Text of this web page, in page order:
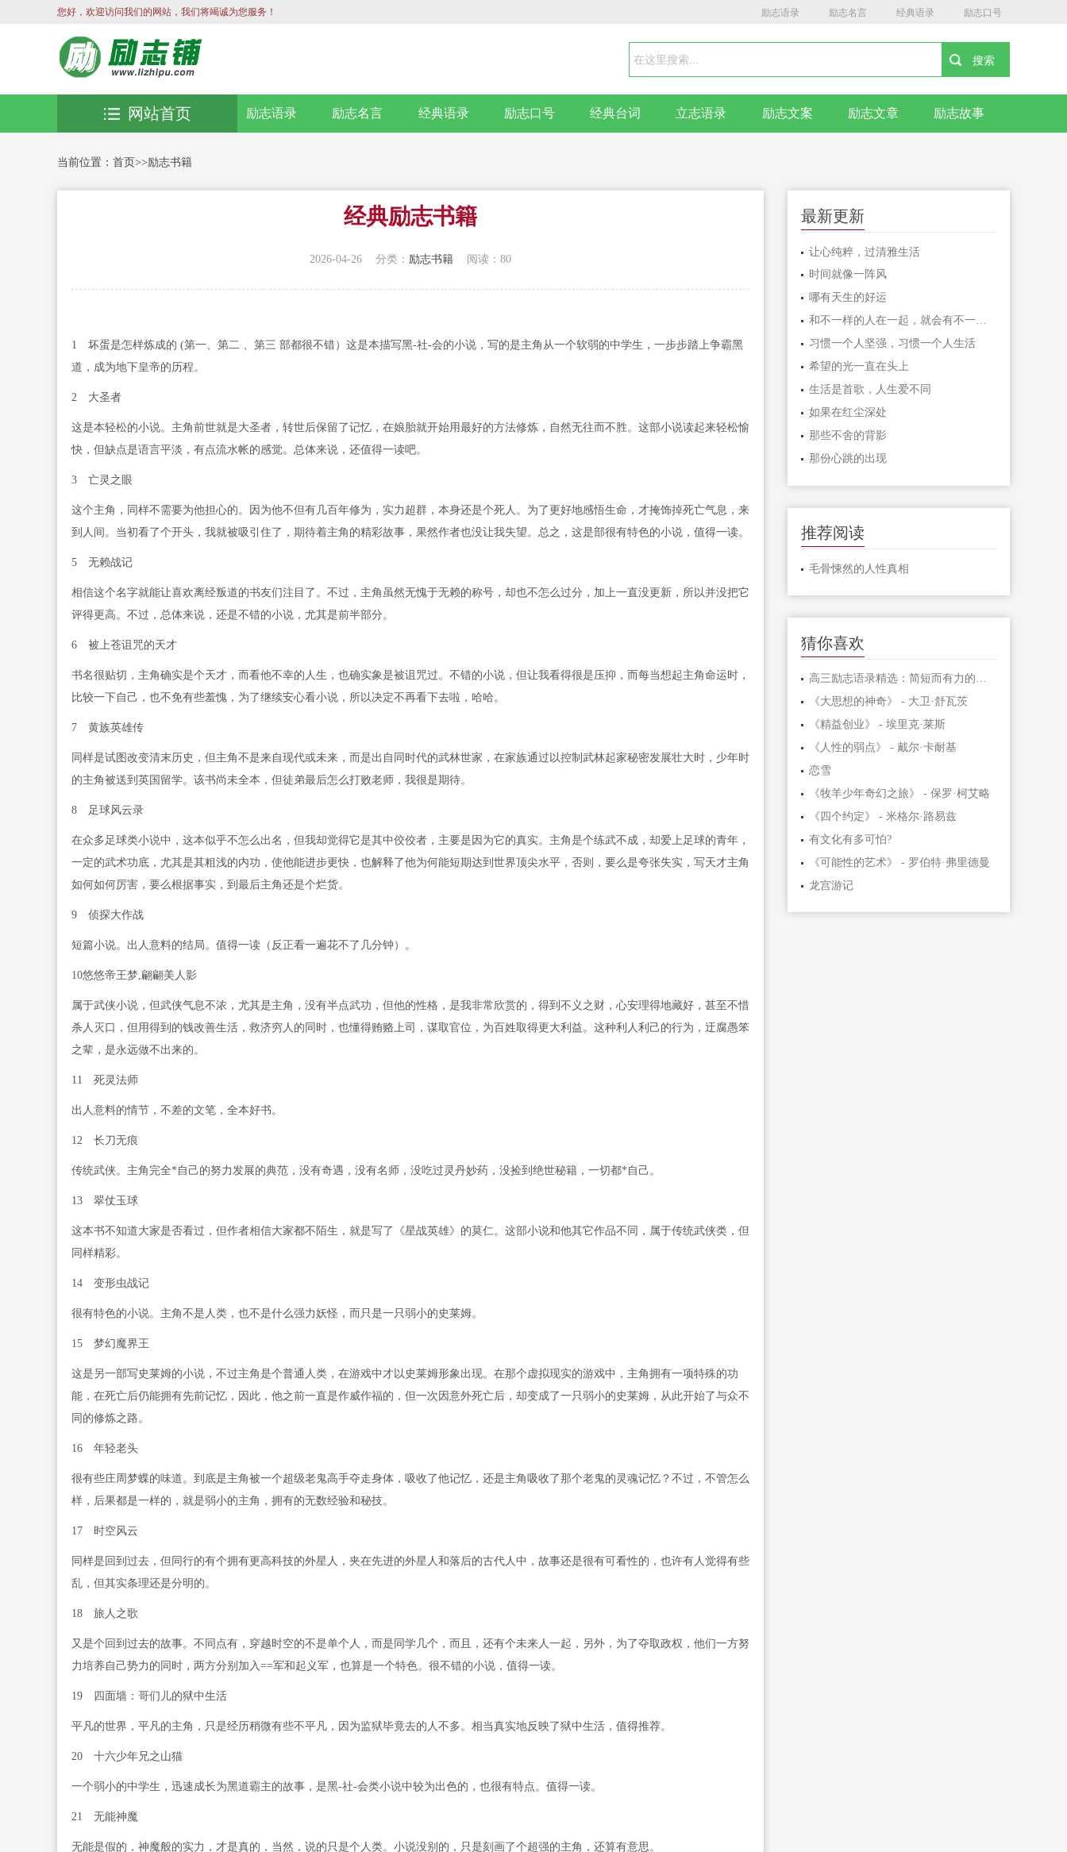
您好，欢迎访问我们的网站，我们将竭诚为您服务！ 励志语录 励志名言 经典语录 励志口号
励志语录 励志名言 经典语录 励志口号 经典台词 立志语录 励志文案 励志文章 励志故事
网站首页
当前位置： 首页>>励志书籍
经典励志书籍
2026-04-26 分类： 励志书籍 阅读：80
1 坏蛋是怎样炼成的 (第一、第二 、第三 部都很不错）这是本描写黑-社-会的小说，写的是主角从一个软弱的中学生，一步步踏上争霸黑
道，成为地下皇帝的历程。
2 大圣者
这是本轻松的小说。主角前世就是大圣者，转世后保留了记忆，在娘胎就开始用最好的方法修炼，自然无往而不胜。这部小说读起来轻松愉
快，但缺点是语言平淡，有点流水帐的感觉。总体来说，还值得一读吧。
3 亡灵之眼
这个主角，同样不需要为他担心的。因为他不但有几百年修为，实力超群，本身还是个死人。为了更好地感悟生命，才掩饰掉死亡气息，来
到人间。当初看了个开头，我就被吸引住了，期待着主角的精彩故事，果然作者也没让我失望。总之，这是部很有特色的小说，值得一读。
5 无赖战记
相信这个名字就能让喜欢离经叛道的书友们注目了。不过，主角虽然无愧于无赖的称号，却也不怎么过分，加上一直没更新，所以并没把它
评得更高。不过，总体来说，还是不错的小说，尤其是前半部分。
6 被上苍诅咒的天才
书名很贴切，主角确实是个天才，而看他不幸的人生，也确实象是被诅咒过。不错的小说，但让我看得很是压抑，而每当想起主角命运时，
比较一下自己，也不免有些羞愧，为了继续安心看小说，所以决定不再看下去啦，哈哈。
7 黄族英雄传
同样是试图改变清末历史，但主角不是来自现代或未来，而是出自同时代的武林世家，在家族通过以控制武林起家秘密发展壮大时，少年时
的主角被送到英国留学。该书尚未全本，但徒弟最后怎么打败老师，我很是期待。
8 足球风云录
在众多足球类小说中，这本似乎不怎么出名，但我却觉得它是其中佼佼者，主要是因为它的真实。主角是个练武不成，却爱上足球的青年，
一定的武术功底，尤其是其粗浅的内功，使他能进步更快，也解释了他为何能短期达到世界顶尖水平，否则，要么是夸张失实，写天才主角
如何如何厉害，要么根据事实，到最后主角还是个烂货。
9 侦探大作战
短篇小说。出人意料的结局。值得一读（反正看一遍花不了几分钟）。
10悠悠帝王梦,翩翩美人影
属于武侠小说，但武侠气息不浓，尤其是主角，没有半点武功，但他的性格，是我非常欣赏的，得到不义之财，心安理得地藏好，甚至不惜
杀人灭口，但用得到的钱改善生活，救济穷人的同时，也懂得贿赂上司，谋取官位，为百姓取得更大利益。这种利人利己的行为，迂腐愚笨
之辈，是永远做不出来的。
11 死灵法师
出人意料的情节，不差的文笔，全本好书。
12 长刀无痕
传统武侠。主角完全*自己的努力发展的典范，没有奇遇，没有名师，没吃过灵丹妙药，没捡到绝世秘籍，一切都*自己。
13 翠仗玉球
这本书不知道大家是否看过，但作者相信大家都不陌生，就是写了《星战英雄》的莫仁。这部小说和他其它作品不同，属于传统武侠类，但
同样精彩。
14 变形虫战记
很有特色的小说。主角不是人类，也不是什么强力妖怪，而只是一只弱小的史莱姆。
15 梦幻魔界王
这是另一部写史莱姆的小说，不过主角是个普通人类，在游戏中才以史莱姆形象出现。在那个虚拟现实的游戏中，主角拥有一项特殊的功
能，在死亡后仍能拥有先前记忆，因此，他之前一直是作威作福的，但一次因意外死亡后，却变成了一只弱小的史莱姆，从此开始了与众不
同的修炼之路。
16 年轻老头
很有些庄周梦蝶的味道。到底是主角被一个超级老鬼高手夺走身体，吸收了他记忆，还是主角吸收了那个老鬼的灵魂记忆？不过，不管怎么
样，后果都是一样的，就是弱小的主角，拥有的无数经验和秘技。
17 时空风云
同样是回到过去，但同行的有个拥有更高科技的外星人，夹在先进的外星人和落后的古代人中，故事还是很有可看性的，也许有人觉得有些
乱，但其实条理还是分明的。
18 旅人之歌
又是个回到过去的故事。不同点有，穿越时空的不是单个人，而是同学几个，而且，还有个未来人一起，另外，为了夺取政权，他们一方努
力培养自己势力的同时，两方分别加入==军和起义军，也算是一个特色。很不错的小说，值得一读。
19 四面墙：哥们儿的狱中生活
平凡的世界，平凡的主角，只是经历稍微有些不平凡，因为监狱毕竟去的人不多。相当真实地反映了狱中生活，值得推荐。
20 十六少年兄之山猫
一个弱小的中学生，迅速成长为黑道霸主的故事，是黑-社-会类小说中较为出色的，也很有特点。值得一读。
21 无能神魔
无能是假的，神魔般的实力，才是真的，当然，说的只是个人类。小说没别的，只是刻画了个超强的主角，还算有意思。
最新更新
让心纯粹，过清雅生活
时间就像一阵风
哪有天生的好运
和不一样的人在一起，就会有不一样的人生
习惯一个人坚强，习惯一个人生活
希望的光一直在头上
生活是首歌，人生爱不同
如果在红尘深处
那些不舍的背影
那份心跳的出现
推荐阅读
毛骨悚然的人性真相
猜你喜欢
高三励志语录精选：简短而有力的激励句子
《大思想的神奇》 - 大卫·舒瓦茨
《精益创业》 - 埃里克·莱斯
《人性的弱点》 - 戴尔·卡耐基
恋雪
《牧羊少年奇幻之旅》 - 保罗·柯艾略
《四个约定》 - 米格尔·路易兹
有文化有多可怕?
《可能性的艺术》 - 罗伯特·弗里德曼
龙宫游记